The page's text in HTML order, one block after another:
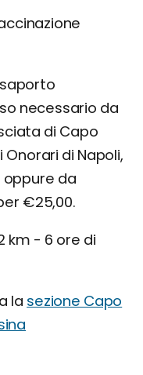
necessario da
di Capo
di Napoli,
oppure da
€25,00.
km - 6 ore di
la sezione Capo